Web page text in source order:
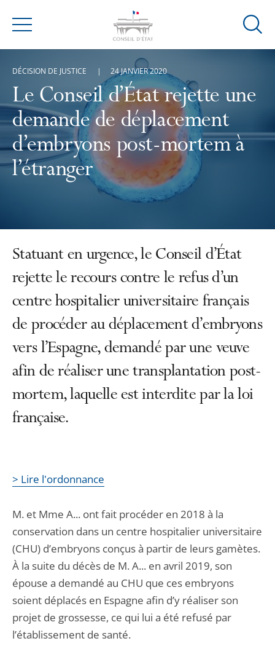
Menu
Ouvrir
Le Conseil d’État rejette une
demande de déplacement
d’embryons post-mortem à
l’étranger
DÉCISION DE JUSTICE 24 JANVIER 2020
Statuant en urgence, le Conseil d’État
rejette le recours contre le refus d’un
centre hospitalier universitaire français
de procéder au déplacement d’embryons
vers l’Espagne, demandé par une veuve
afin de réaliser une transplantation post-
mortem, laquelle est interdite par la loi
française.
> Lire l'ordonnance
M. et Mme A... ont fait procéder en 2018 à la
conservation dans un centre hospitalier universitaire
(CHU) d’embryons conçus à partir de leurs gamètes.
À la suite du décès de M. A... en avril 2019, son
épouse a demandé au CHU que ces embryons
soient déplacés en Espagne afin d’y réaliser son
projet de grossesse, ce qui lui a été refusé par
l’établissement de santé.